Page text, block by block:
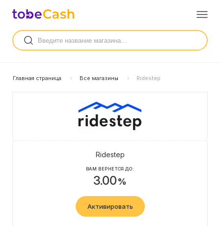
Главная страница Все магазины Ridestep
Ridestep
ВАМ ВЕРНЕТСЯ ДО:
3.00%
Активировать